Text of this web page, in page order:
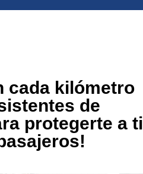
cada kilómetro
de
protegerte a ti